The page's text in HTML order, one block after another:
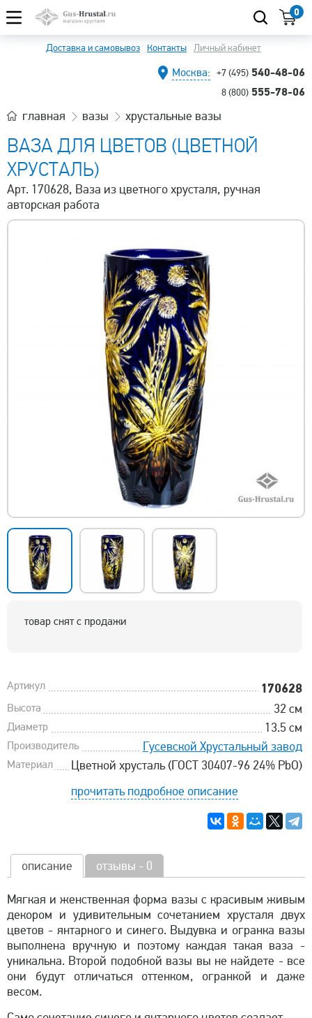
0
Доставка и самовывоз Контакты Личный кабинет
Москва: +7 (495) 540-48-06
8 (800) 555-78-06
главная вазы хрустальные вазы
ВАЗА ДЛЯ ЦВЕТОВ (ЦВЕТНОЙ
ХРУСТАЛЬ)
Арт. 170628, Ваза из цветного хрусталя, ручная
авторская работа
товар снят с продажи
Артикул 170628
Высота 32 см
Диаметр 13.5 см
Производитель Гусевской Хрустальный завод
Материал
Цветной хрусталь (ГОСТ 30407-96 24% PbO)
прочитать подробное описание
описание отзывы - 0
Мягкая и женственная форма вазы с красивым живым
декором и удивительным сочетанием хрусталя двух
цветов - янтарного и синего. Выдувка и огранка вазы
выполнена вручную и поэтому каждая такая ваза -
уникальна. Второй подобной вазы вы не найдете - все
они будут отличаться оттенком, огранкой и даже
весом.